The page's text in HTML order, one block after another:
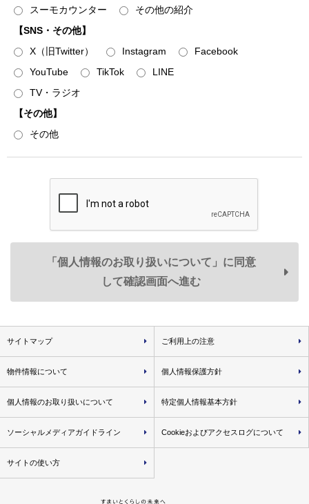
「Cookie等」といいます）により収集されたWebの閲覧・利
用履歴およびその分析結果を取得し、これをお客様の個人デ
ータと紐づけたうえで、広告配信等の目的で利用いたしま
また、弊社のグループ各社からCookie等により収集された
Webの閲覧・利用履歴およびその分析結果を取得し、これを
お客様の個人データと紐づけたうえで、上記「利用目的」に
記載した1.～3.の利用目的の達成に必要な範囲で利用いたし
第三者提供
１．弊社は、法令の規定に基づく場合のほか、上記「利用目
的」に記載した1.～3.の利用目的の達成に必要な範囲で、お
客様情報を弊社のグループ各社、住宅事業の共同事業者など
の第三者に提供することがあります。
２．提供するお客様情報は、氏名、住所、電話番号のほか、
ーおよび物件来場の際に登録いただいた事項
名・価格・対応履歴・不動産引渡し後の連絡先等を含みま
す）
• 弊社が分譲した物件に関する各種図面情報（設計施工図
＜個人データを提供する相手先例＞
スーモカウンター
その他の紹介
【SNS・その他】
X（旧Twitter）
Instagram
Facebook
YouTube
TikTok
LINE
TV・ラジオ
【その他】
その他
「個人情報のお取り扱いについて」に同意
して確認画面へ進む
サイトマップ ご利用上の注意
物件情報について 個人情報保護方針
個人情報のお取り扱いについて 特定個人情報基本方針
ソーシャルメディアガイドライン Cookieおよびアクセスログについて
サイトの使い方